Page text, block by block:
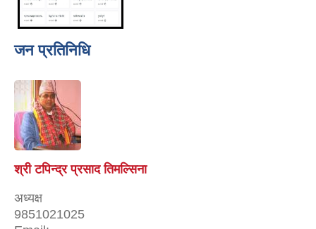
जन प्रतिनिधि
श्री टपिन्द्र प्रसाद तिमल्सिना
अध्यक्ष
9851021025